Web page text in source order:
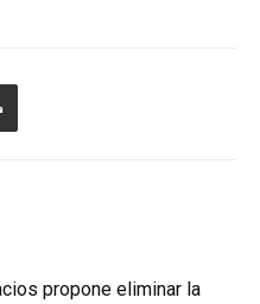
propone eliminar la